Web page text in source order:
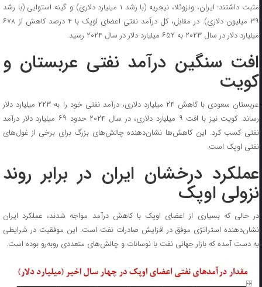
مثبت داشتند: ایران، ونزوئلا، نیجریه (با رشد ۱ میلیارد دلاری) و گینه استوایی (با رشد
۳۹ میلیون دلاری). در مقابل، کل درآمد نفتی اعضای اوپک با ۴ درصد کاهش از ۶۷۸
میلیارد دلار در سال ۲۰۲۳ به ۶۵۲ میلیارد دلار در سال ۲۰۲۴ رسید.
افت سنگین درآمد نفتی عربستان و
کویت
عربستان سعودی با کاهش ۲۴ میلیارد دلاری، درآمد نفتی خود را به ۲۲۳ میلیارد دلار
رساند. کویت نیز با افت ۹ میلیارد دلاری، در سال ۲۰۲۴ حدود ۶۹ میلیارد دلار درآمد
نفتی کسب کرد. این کاهش‌ها نشان‌دهنده چالش‌های بزرگ برای برخی از غول‌های
نفتی اوپک است.
عملکرد درخشان ایران در برابر روند
نزولی اوپک
در حالی که بسیاری از اعضای اوپک با کاهش درآمد مواجه شدند، عملکرد ایران
نشان‌دهنده استراتژی موفق در افزایش صادرات نفت است. این موفقیت در شرایطی
به دست آمده که بازار جهانی نفت با نوسانات و چالش‌های متعددی روبه‌رو بوده است.